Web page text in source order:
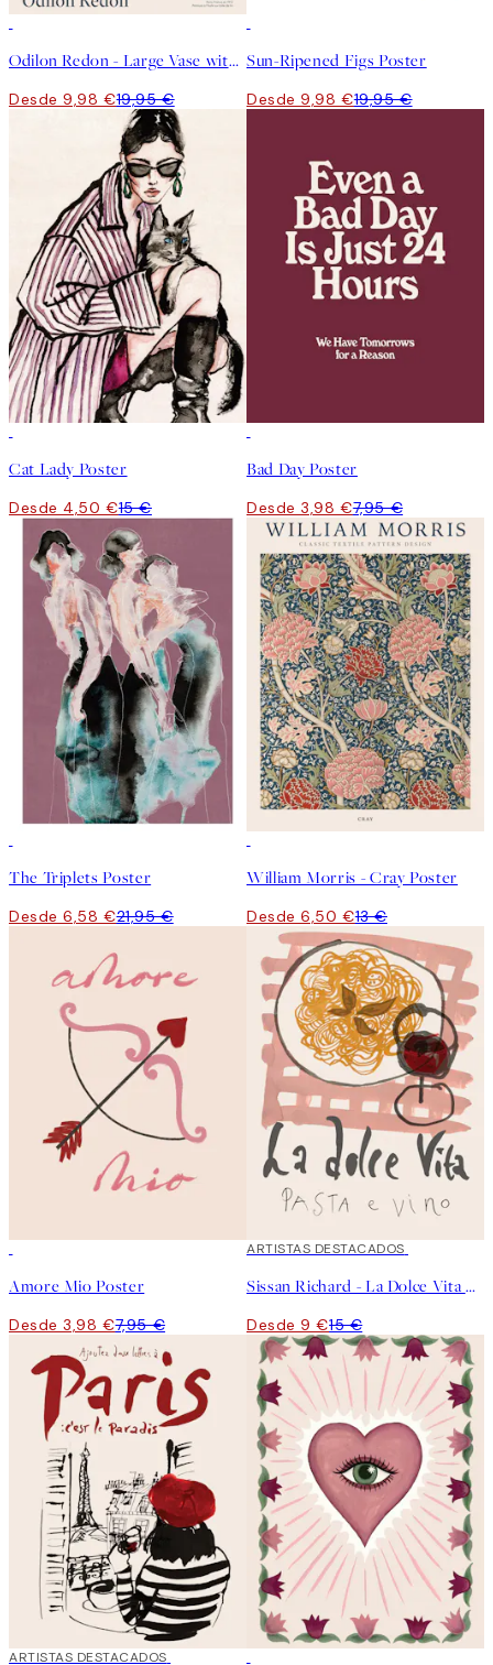
Odilon Redon - Large Vase with Flowers Poster
Desde 9,98 €19,95 €
Sun-Ripened Figs Poster
Desde 9,98 €19,95 €
Cat Lady Poster
Desde 4,50 €15 €
Bad Day Poster
Desde 3,98 €7,95 €
The Triplets Poster
Desde 6,58 €21,95 €
William Morris - Cray Poster
Desde 6,50 €13 €
Amore Mio Poster
Desde 3,98 €7,95 €
40%*
ARTISTAS DESTACADOS
Sissan Richard - La Dolce Vita Poster
Desde 9 €15 €
40%*
ARTISTAS DESTACADOS